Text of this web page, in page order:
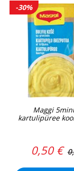
-30%
Maggi
kartulipüree
0,50 €